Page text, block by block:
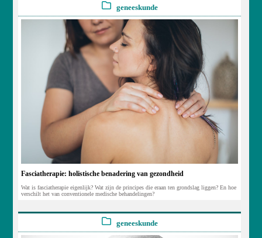
geneeskunde
Fasciatherapie: holistische benadering van gezondheid
Wat is fasciatherapie eigenlijk? Wat zijn de principes die eraan ten grondslag liggen? En hoe
verschilt het van conventionele medische behandelingen?
geneeskunde